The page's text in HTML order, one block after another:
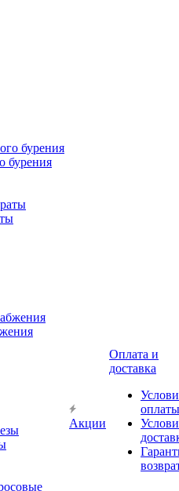
бурения
Акции
Оплата и
доставка
оплаты